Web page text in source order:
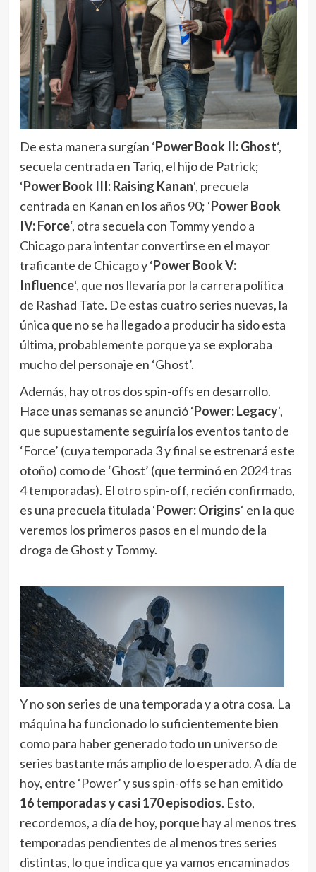
De esta manera surgían ‘Power Book II: Ghost‘,
secuela centrada en Tariq, el hijo de Patrick;
‘Power Book III: Raising Kanan‘, precuela
centrada en Kanan en los años 90; ‘Power Book
IV: Force‘, otra secuela con Tommy yendo a
Chicago para intentar convertirse en el mayor
traficante de Chicago y ‘Power Book V:
Influence‘, que nos llevaría por la carrera política
de Rashad Tate. De estas cuatro series nuevas, la
única que no se ha llegado a producir ha sido esta
última, probablemente porque ya se exploraba
mucho del personaje en ‘Ghost’.
Además, hay otros dos spin-offs en desarrollo.
Hace unas semanas se anunció ‘Power: Legacy‘,
que supuestamente seguiría los eventos tanto de
‘Force’ (cuya temporada 3 y final se estrenará este
otoño) como de ‘Ghost’ (que terminó en 2024 tras
4 temporadas). El otro spin-off, recién confirmado,
es una precuela titulada ‘Power: Origins‘ en la que
veremos los primeros pasos en el mundo de la
droga de Ghost y Tommy.
Y no son series de una temporada y a otra cosa. La
máquina ha funcionado lo suficientemente bien
como para haber generado todo un universo de
series bastante más amplio de lo esperado. A día de
hoy, entre ‘Power’ y sus spin-offs se han emitido
16 temporadas y casi 170 episodios. Esto,
recordemos, a día de hoy, porque hay al menos tres
temporadas pendientes de al menos tres series
distintas, lo que indica que ya vamos encaminados